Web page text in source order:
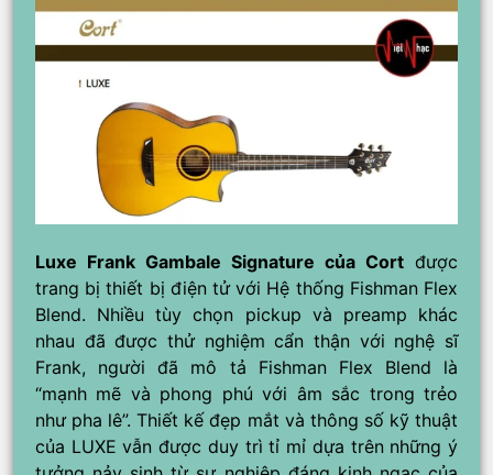
Luxe Frank Gambale Signature của Cort được
trang bị thiết bị điện tử với Hệ thống Fishman Flex
Blend. Nhiều tùy chọn pickup và preamp khác
nhau đã được thử nghiệm cẩn thận với nghệ sĩ
Frank, người đã mô tả Fishman Flex Blend là
“mạnh mẽ và phong phú với âm sắc trong trẻo
như pha lê”. Thiết kế đẹp mắt và thông số kỹ thuật
của LUXE vẫn được duy trì tỉ mỉ dựa trên những ý